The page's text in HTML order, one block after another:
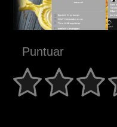
Puntuar